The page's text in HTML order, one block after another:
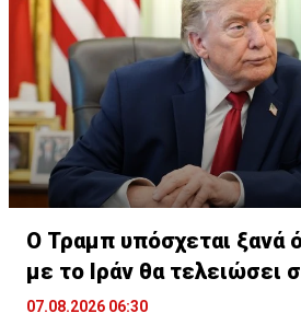
Ο Τραμπ υπόσχεται ξανά
με το Ιράν θα τελειώσει
07.08.2026 06:30